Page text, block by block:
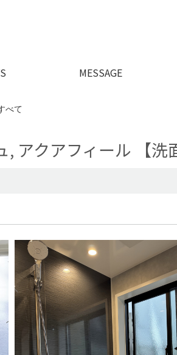
MESSAGE
べて
, アクアフィール 【